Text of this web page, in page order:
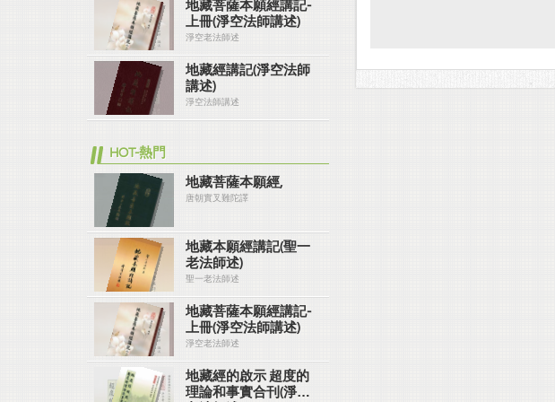
地藏菩薩本願經講記-
上冊(淨空法師講述)
淨空老法師述
地藏經講記(淨空法師
講述)
淨空法師講述
HOT-熱門
地藏菩薩本願經,
唐朝實叉難陀譯
地藏本願經講記(聖一
老法師述)
聖一老法師述
地藏菩薩本願經講記-
上冊(淨空法師講述)
淨空老法師述
地藏經的啟示 超度的
理論和事實合刊(淨空